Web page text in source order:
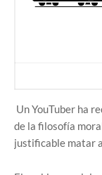
Un YouTuber ha
de la filosofía
justificable matar